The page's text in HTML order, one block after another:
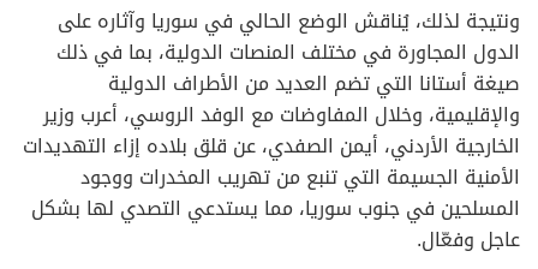
ونتيجة لذلك، يُناقش الوضع الحالي في سوريا وآثاره على
الدول المجاورة في مختلف المنصات الدولية، بما في ذلك
صيغة أستانا التي تضم العديد من الأطراف الدولية
والإقليمية، وخلال المفاوضات مع الوفد الروسي، أعرب وزير
الخارجية الأردني، أيمن الصفدي، عن قلق بلاده إزاء التهديدات
الأمنية الجسيمة التي تنبع من تهريب المخدرات ووجود
المسلحين في جنوب سوريا، مما يستدعي التصدي لها بشكل
عاجل وفعّال.